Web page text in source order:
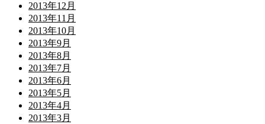
2013年12月
2013年11月
2013年10月
2013年9月
2013年8月
2013年7月
2013年6月
2013年5月
2013年4月
2013年3月